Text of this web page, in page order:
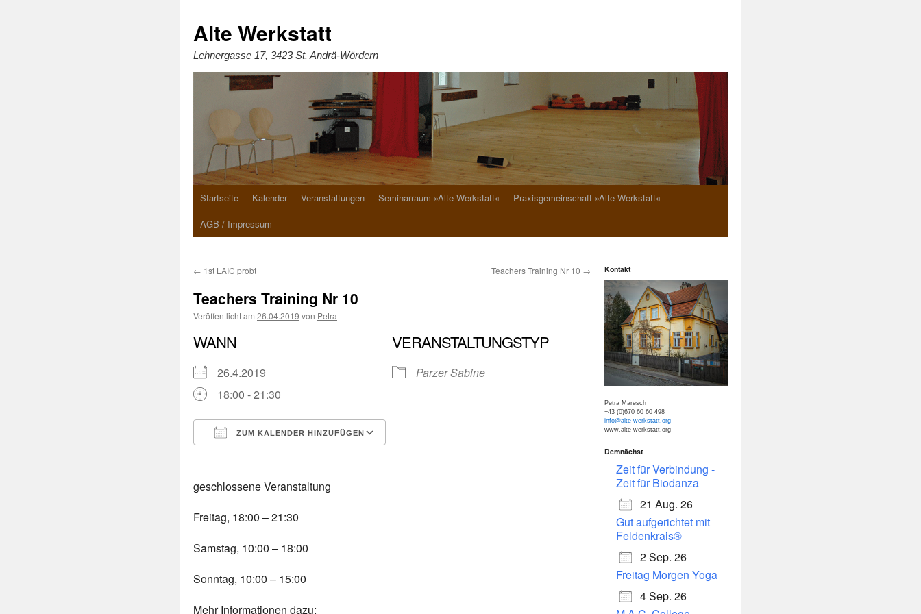
Alte Werkstatt
Lehnergasse 17, 3423 St. Andrä-Wördern
Startseite Kalender Veranstaltungen Seminarraum »Alte Werkstatt«
Praxisgemeinschaft »Alte Werkstatt«
AGB / Impressum
← 1st LAIC probt Teachers Training Nr 10 →
Teachers Training Nr 10
Veröffentlicht am 26.04.2019 von Petra
WANN
26.4.2019
18:00 - 21:30
ZUM KALENDER HINZUFÜGEN
iCalendar
VERANSTALTUNGSTYP
Parzer Sabine
geschlossene Veranstaltung
Freitag, 18:00 – 21:30
Samstag, 10:00 – 18:00
Sonntag, 10:00 – 15:00
Mehr Informationen dazu:
Kontakt
Petra Maresch
+43 (0)670 60 60 498
info@alte-werkstatt.org
www.alte-werkstatt.org
Demnächst
Zeit für Verbindung -
Zeit für Biodanza
21 Aug. 26
Gut aufgerichtet mit
Feldenkrais®
2 Sep. 26
Freitag Morgen Yoga
4 Sep. 26